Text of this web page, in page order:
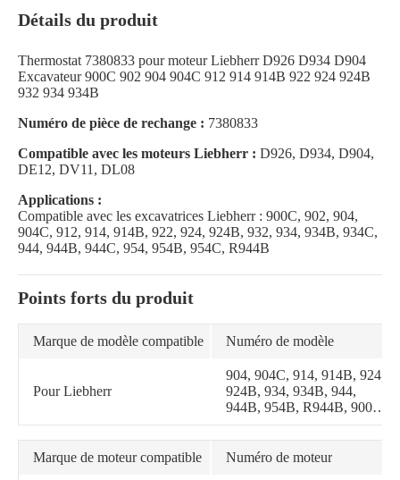
Détails du produit
Thermostat 7380833 pour moteur Liebherr D926 D934 D904
Excavateur 900C 902 904 904C 912 914 914B 922 924 924B
932 934 934B
Numéro de pièce de rechange : 7380833
Compatible avec les moteurs Liebherr : D926, D934, D904,
DE12, DV11, DL08
Applications :
Compatible avec les excavatrices Liebherr : 900C, 902, 904,
904C, 912, 914, 914B, 922, 924, 924B, 932, 934, 934B, 934C,
944, 944B, 944C, 954, 954B, 954C, R944B
Points forts du produit
Marque de modèle compatible Numéro de modèle
Pour Liebherr
904, 904C, 914, 914B, 924,
924B, 934, 934B, 944,
944B, 954B, R944B, 900C,
902, 912, 922, 932, 934C,
944C, 954, 954C
Marque de moteur compatible
Numéro de moteur